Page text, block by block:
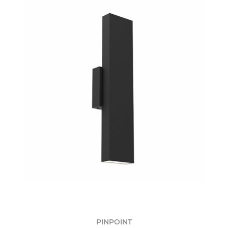
PINPOINT